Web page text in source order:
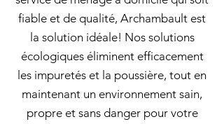
fiable et de qualité, Archambault est
la solution idéale! Nos solutions
écologiques éliminent efficacement
les impuretés et la poussière, tout en
maintenant un environnement sain,
propre et sans danger pour votre